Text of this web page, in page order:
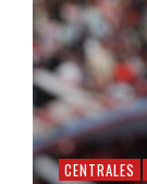
CENTRALES